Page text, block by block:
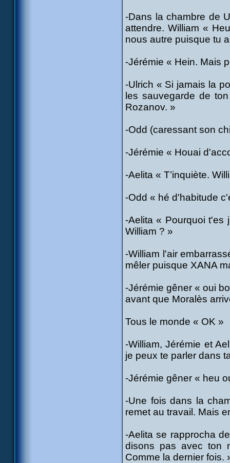
-Dans la chambre de
attendre. William «
nous autre puisque tu
-Jérémie « Hein. Mais
-Ulrich « Si jamais la
les sauvegarde de
Rozanov. »
-Odd (caressant son
-Jérémie « Houai
-Aelita « T’inquiète.
-Odd « hé d'habitude
-Aelita « Pourquoi t'es
William ? »
-William l'air
mêler puisque XANA
-Jérémie gêner « oui
avant que Moralès
Tous le monde « OK »
-William, Jérémie et
je peux te parler dans
-Jérémie gêner « heu
-Une fois dans la
remet au travail. Mais
-Aelita se rapprocha
disons pas avec ton
Comme la dernier fois.